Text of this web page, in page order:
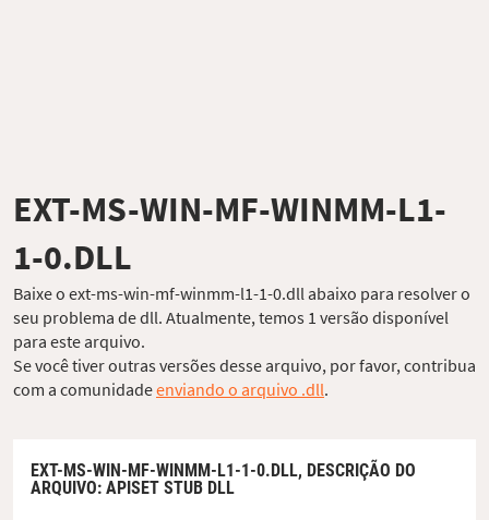
EXT-MS-WIN-MF-WINMM-L1-
1-0.DLL
Baixe o ext-ms-win-mf-winmm-l1-1-0.dll abaixo para resolver o
seu problema de dll. Atualmente, temos 1 versão disponível
para este arquivo.
Se você tiver outras versões desse arquivo, por favor, contribua
com a comunidadeenviando o arquivo .dll.
EXT-MS-WIN-MF-WINMM-L1-1-0.DLL, DESCRIÇÃO DO
ARQUIVO: APISET STUB DLL